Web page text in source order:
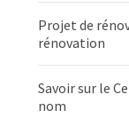
Projet de
rénovation
Savoir sur le
nom